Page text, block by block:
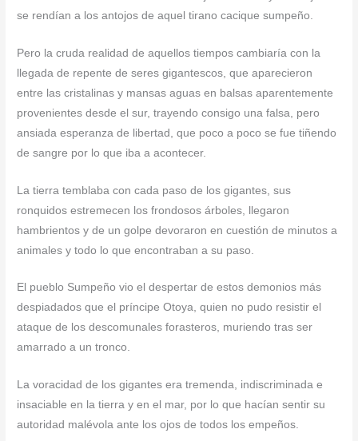
se rendían a los antojos de aquel tirano cacique sumpeño.
Pero la cruda realidad de aquellos tiempos cambiaría con la
llegada de repente de seres gigantescos, que aparecieron
entre las cristalinas y mansas aguas en balsas aparentemente
provenientes desde el sur, trayendo consigo una falsa, pero
ansiada esperanza de libertad, que poco a poco se fue tiñendo
de sangre por lo que iba a acontecer.
La tierra temblaba con cada paso de los gigantes, sus
ronquidos estremecen los frondosos árboles, llegaron
hambrientos y de un golpe devoraron en cuestión de minutos a
animales y todo lo que encontraban a su paso.
El pueblo Sumpeño vio el despertar de estos demonios más
despiadados que el príncipe Otoya, quien no pudo resistir el
ataque de los descomunales forasteros, muriendo tras ser
amarrado a un tronco.
La voracidad de los gigantes era tremenda, indiscriminada e
insaciable en la tierra y en el mar, por lo que hacían sentir su
autoridad malévola ante los ojos de todos los empeños.